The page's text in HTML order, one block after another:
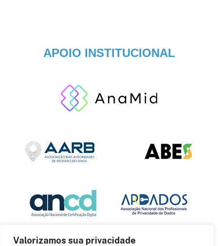
Valorizamos sua privacidade
APOIO INSTITUCIONAL